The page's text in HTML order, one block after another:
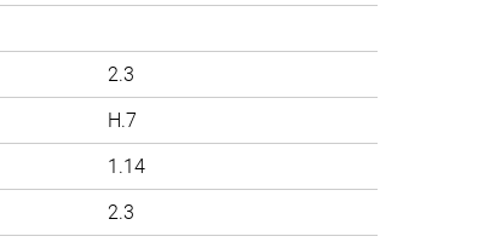
2.3
H.7
1.14
2.3